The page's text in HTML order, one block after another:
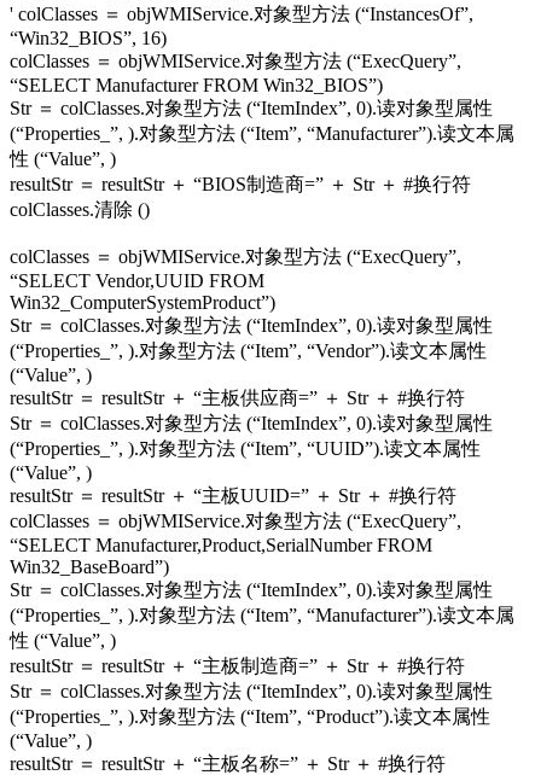
' colClasses ＝ objWMIService.对象型方法 (“InstancesOf”,
“Win32_BIOS”, 16)
colClasses ＝ objWMIService.对象型方法 (“ExecQuery”,
“SELECT Manufacturer FROM Win32_BIOS”)
Str ＝ colClasses.对象型方法 (“ItemIndex”, 0).读对象型属性
(“Properties_”, ).对象型方法 (“Item”, “Manufacturer”).读文本属
性 (“Value”, )
resultStr ＝ resultStr ＋ “BIOS制造商=” ＋ Str ＋ #换行符
colClasses.清除 ()
colClasses ＝ objWMIService.对象型方法 (“ExecQuery”,
“SELECT Vendor,UUID FROM
Win32_ComputerSystemProduct”)
Str ＝ colClasses.对象型方法 (“ItemIndex”, 0).读对象型属性
(“Properties_”, ).对象型方法 (“Item”, “Vendor”).读文本属性
(“Value”, )
resultStr ＝ resultStr ＋ “主板供应商=” ＋ Str ＋ #换行符
Str ＝ colClasses.对象型方法 (“ItemIndex”, 0).读对象型属性
(“Properties_”, ).对象型方法 (“Item”, “UUID”).读文本属性
(“Value”, )
resultStr ＝ resultStr ＋ “主板UUID=” ＋ Str ＋ #换行符
colClasses ＝ objWMIService.对象型方法 (“ExecQuery”,
“SELECT Manufacturer,Product,SerialNumber FROM
Win32_BaseBoard”)
Str ＝ colClasses.对象型方法 (“ItemIndex”, 0).读对象型属性
(“Properties_”, ).对象型方法 (“Item”, “Manufacturer”).读文本属
性 (“Value”, )
resultStr ＝ resultStr ＋ “主板制造商=” ＋ Str ＋ #换行符
Str ＝ colClasses.对象型方法 (“ItemIndex”, 0).读对象型属性
(“Properties_”, ).对象型方法 (“Item”, “Product”).读文本属性
(“Value”, )
resultStr ＝ resultStr ＋ “主板名称=” ＋ Str ＋ #换行符